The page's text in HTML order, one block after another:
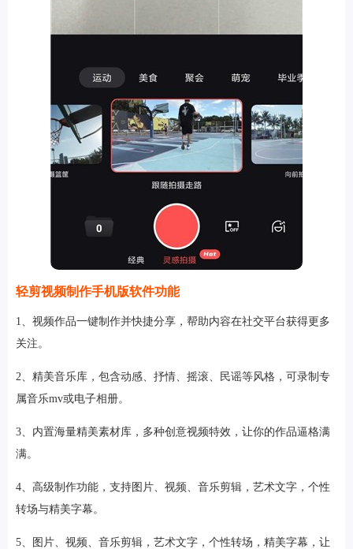
轻剪视频制作手机版软件功能
1、视频作品一键制作并快捷分享，帮助内容在社交平台获得更多
关注。
2、精美音乐库，包含动感、抒情、摇滚、民谣等风格，可录制专
属音乐mv或电子相册。
3、内置海量精美素材库，多种创意视频特效，让你的作品逼格满
满。
4、高级制作功能，支持图片、视频、音乐剪辑，艺术文字，个性
转场与精美字幕。
5、图片、视频、音乐剪辑，艺术文字，个性转场，精美字幕，让